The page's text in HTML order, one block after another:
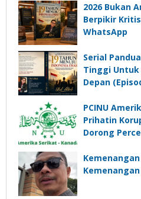
2026 Bukan
Berpikir
WhatsApp
Serial
Tinggi Untuk
Depan
PCINU
Prihatin
Dorong